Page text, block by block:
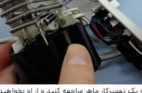
یک تعمیرکار ماهر مراجعه کنید و از او